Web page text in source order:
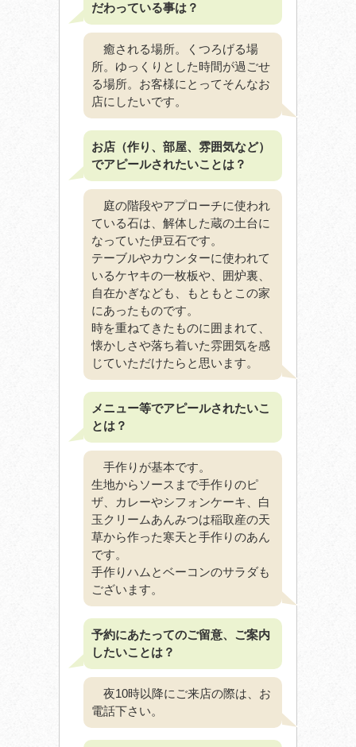
だわっている事は？
癒される場所。くつろげる場
所。ゆっくりとした時間が過ごせ
る場所。お客様にとってそんなお
店にしたいです。
お店（作り、部屋、雰囲気など）
でアピールされたいことは？
庭の階段やアプローチに使われ
ている石は、解体した蔵の土台に
なっていた伊豆石です。
テーブルやカウンターに使われて
いるケヤキの一枚板や、囲炉裏、
自在かぎなども、もともとこの家
にあったものです。
時を重ねてきたものに囲まれて、
懐かしさや落ち着いた雰囲気を感
じていただけたらと思います。
メニュー等でアピールされたいこ
とは？
手作りが基本です。
生地からソースまで手作りのピ
ザ、カレーやシフォンケーキ、白
玉クリームあんみつは稲取産の天
草から作った寒天と手作りのあん
です。
手作りハムとベーコンのサラダも
ございます。
予約にあたってのご留意、ご案内
したいことは？
夜10時以降にご来店の際は、お
電話下さい。